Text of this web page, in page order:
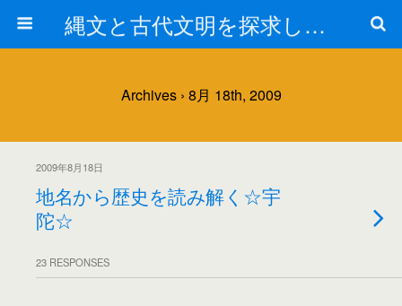
縄文と古代文明を探求しよう！
Archives › 8月 18th, 2009
2009年8月18日
地名から歴史を読み解く☆宇
陀☆
23 RESPONSES